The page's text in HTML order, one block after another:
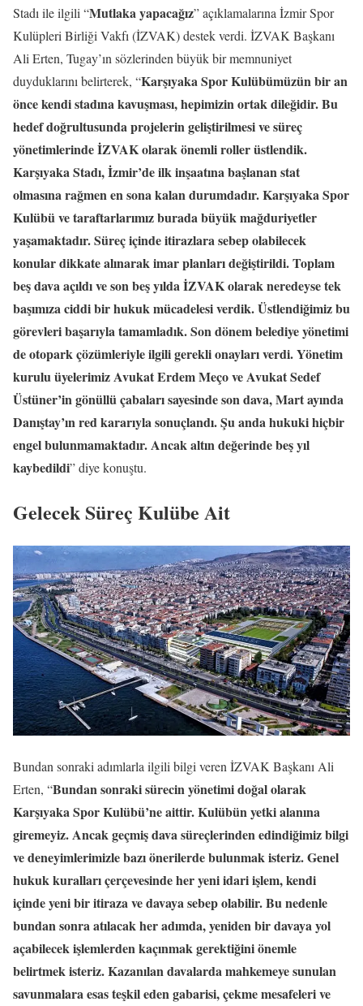
Stadı ile ilgili “Mutlaka yapacağız” açıklamalarına İzmir Spor
Kulüpleri Birliği Vakfı (İZVAK) destek verdi. İZVAK Başkanı
Ali Erten, Tugay’ın sözlerinden büyük bir memnuniyet
duyduklarını belirterek, “Karşıyaka Spor Kulübümüzün bir an
önce kendi stadına kavuşması, hepimizin ortak dileğidir. Bu
hedef doğrultusunda projelerin geliştirilmesi ve süreç
yönetimlerinde İZVAK olarak önemli roller üstlendik.
Karşıyaka Stadı, İzmir’de ilk inşaatına başlanan stat
olmasına rağmen en sona kalan durumdadır. Karşıyaka Spor
Kulübü ve taraftarlarımız burada büyük mağduriyetler
yaşamaktadır. Süreç içinde itirazlara sebep olabilecek
konular dikkate alınarak imar planları değiştirildi. Toplam
beş dava açıldı ve son beş yılda İZVAK olarak neredeyse tek
başımıza ciddi bir hukuk mücadelesi verdik. Üstlendiğimiz bu
görevleri başarıyla tamamladık. Son dönem belediye yönetimi
de otopark çözümleriyle ilgili gerekli onayları verdi. Yönetim
kurulu üyelerimiz Avukat Erdem Meço ve Avukat Sedef
Üstüner’in gönüllü çabaları sayesinde son dava, Mart ayında
Danıştay’ın red kararıyla sonuçlandı. Şu anda hukuki hiçbir
engel bulunmamaktadır. Ancak altın değerinde beş yıl
kaybedildi” diye konuştu.
Gelecek Süreç Kulübe Ait
Bundan sonraki adımlarla ilgili bilgi veren İZVAK Başkanı Ali
Erten, “Bundan sonraki sürecin yönetimi doğal olarak
Karşıyaka Spor Kulübü’ne aittir. Kulübün yetki alanına
giremeyiz. Ancak geçmiş dava süreçlerinden edindiğimiz bilgi
ve deneyimlerimizle bazı önerilerde bulunmak isteriz. Genel
hukuk kuralları çerçevesinde her yeni idari işlem, kendi
içinde yeni bir itiraza ve davaya sebep olabilir. Bu nedenle
bundan sonra atılacak her adımda, yeniden bir davaya yol
açabilecek işlemlerden kaçınmak gerektiğini önemle
belirtmek isteriz. Kazanılan davalarda mahkemeye sunulan
savunmalara esas teşkil eden gabarisi, çekme mesafeleri ve